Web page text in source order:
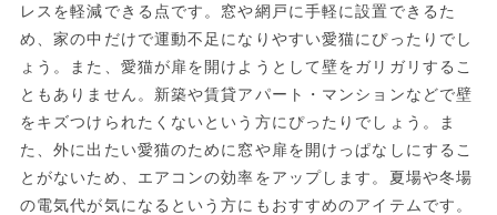
レスを軽減できる点です。窓や網戸に手軽に設置できるた
め、家の中だけで運動不足になりやすい愛猫にぴったりでし
ょう。また、愛猫が扉を開けようとして壁をガリガリするこ
ともありません。新築や賃貸アパート・マンションなどで壁
をキズつけられたくないという方にぴったりでしょう。ま
た、外に出たい愛猫のために窓や扉を開けっぱなしにするこ
とがないため、エアコンの効率をアップします。夏場や冬場
の電気代が気になるという方にもおすすめのアイテムです。